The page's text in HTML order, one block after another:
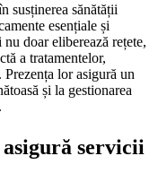
susținerea sănătății
esențiale și
doar eliberează rețete,
a tratamentelor,
lor asigură un
și la gestionarea
servicii